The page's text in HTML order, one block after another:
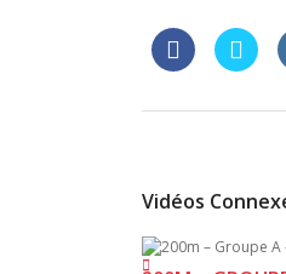
Vidéos